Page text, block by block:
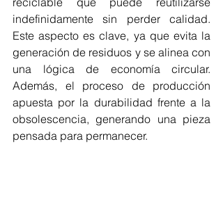
indefinidamente sin perder calidad.
Este aspecto es clave, ya que evita la
generación de residuos y se alinea con
una lógica de economía circular.
Además, el proceso de producción
apuesta por la durabilidad frente a la
obsolescencia, generando una pieza
pensada para permanecer.